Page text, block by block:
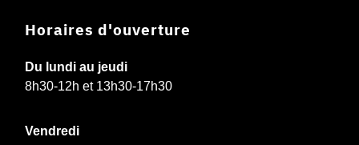
Horaires d'ouverture
Du lundi au jeudi
8h30-12h et 13h30-17h30
Vendredi